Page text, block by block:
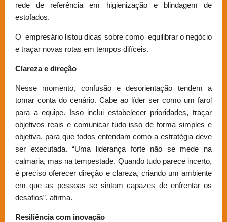
rede de referência em higienização e blindagem de
estofados.
O empresário listou dicas sobre como equilibrar o negócio
e traçar novas rotas em tempos difíceis.
Clareza e direção
Nesse momento, confusão e desorientação tendem a
tomar conta do cenário. Cabe ao líder ser como um farol
para a equipe. Isso inclui estabelecer prioridades, traçar
objetivos reais e comunicar tudo isso de forma simples e
objetiva, para que todos entendam como a estratégia deve
ser executada. “Uma liderança forte não se mede na
calmaria, mas na tempestade. Quando tudo parece incerto,
é preciso oferecer direção e clareza, criando um ambiente
em que as pessoas se sintam capazes de enfrentar os
desafios”, afirma.
Resiliência com inovação